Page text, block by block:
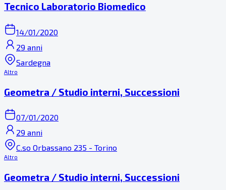
Tecnico Laboratorio Biomedico
14/01/2020
29 anni
Sardegna
Altro
Geometra / Studio interni, Successioni
07/01/2020
29 anni
C.so Orbassano 235 - Torino
Altro
Geometra / Studio interni, Successioni